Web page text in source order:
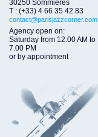
30250 Sommières
T : (+33) 4 66 35 42 83
contact@parisjazzcorner.com
Agency open on:
Saturday from 12.00 AM to
7.00 PM
or by appointment